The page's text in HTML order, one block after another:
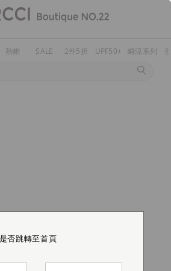
熱銷 SALE 2件5折 UPF50+ 瞬涼系列
否跳轉至首頁
否跳轉至首頁
否跳轉至首頁
否跳轉至首頁
否跳轉至首頁